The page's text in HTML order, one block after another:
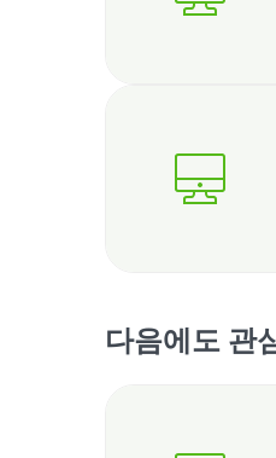
다음에도 관